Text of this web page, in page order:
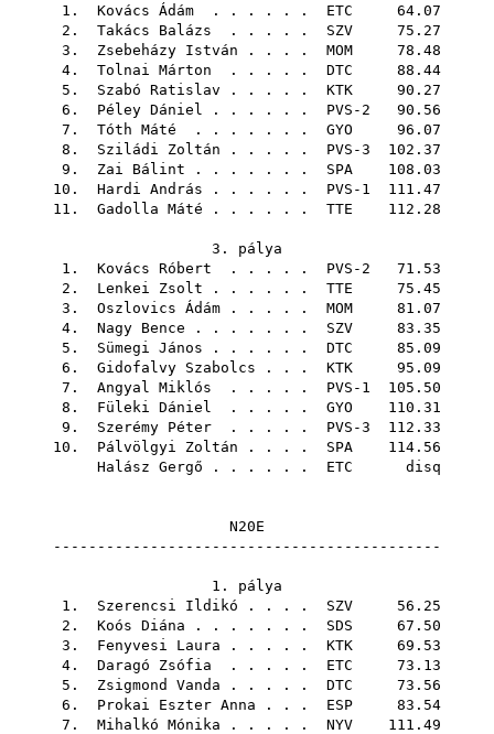
1. Kovács Ádám . . . . . . ETC 64.07
2. Takács Balázs . . . . . SZV 75.27
3. Zsebeházy István . . . . MOM 78.48
4. Tolnai Márton . . . . . DTC 88.44
5. Szabó Ratislav . . . . . KTK 90.27
6. Péley Dániel . . . . . . PVS-2 90.56
7. Tóth Máté . . . . . . . GYO 96.07
8. Sziládi Zoltán . . . . . PVS-3 102.37
9. Zai Bálint . . . . . . . SPA 108.03
10. Hardi András . . . . . . PVS-1 111.47
11. Gadolla Máté . . . . . . TTE 112.28
3. pálya
1. Kovács Róbert . . . . . PVS-2 71.53
2. Lenkei Zsolt . . . . . . TTE 75.45
3. Oszlovics Ádám . . . . . MOM 81.07
4. Nagy Bence . . . . . . . SZV 83.35
5. Sümegi János . . . . . . DTC 85.09
6. Gidofalvy Szabolcs . . . KTK 95.09
7. Angyal Miklós . . . . . PVS-1 105.50
8. Füleki Dániel . . . . . GYO 110.31
9. Szerémy Péter . . . . . PVS-3 112.33
10. Pálvölgyi Zoltán . . . . SPA 114.56
Halász Gergő . . . . . . ETC disq
N20E
--------------------------------------------
1. pálya
1. Szerencsi Ildikó . . . . SZV 56.25
2. Koós Diána . . . . . . . SDS 67.50
3. Fenyvesi Laura . . . . . KTK 69.53
4. Daragó Zsófia . . . . . ETC 73.13
5. Zsigmond Vanda . . . . . DTC 73.56
6. Prokai Eszter Anna . . . ESP 83.54
7. Mihalkó Mónika . . . . . NYV 111.49